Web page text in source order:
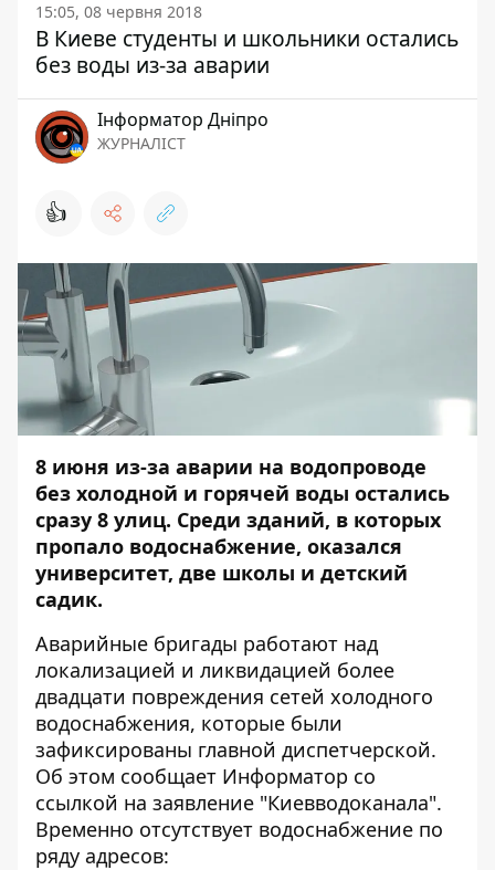
15:05, 08 червня 2018
В Киеве студенты и школьники остались
без воды из-за аварии
Інформатор Дніпро
ЖУРНАЛІСТ
👍
8 июня из-за аварии на водопроводе
без холодной и горячей воды остались
сразу 8 улиц. Среди зданий, в которых
пропало водоснабжение, оказался
университет, две школы и детский
садик.
Аварийные бригады работают над
локализацией и ликвидацией более
двадцати повреждения сетей холодного
водоснабжения, которые были
зафиксированы главной диспетчерской.
Об этом сообщает Информатор со
ссылкой на заявление "Киевводоканала".
Временно отсутствует водоснабжение по
ряду адресов: